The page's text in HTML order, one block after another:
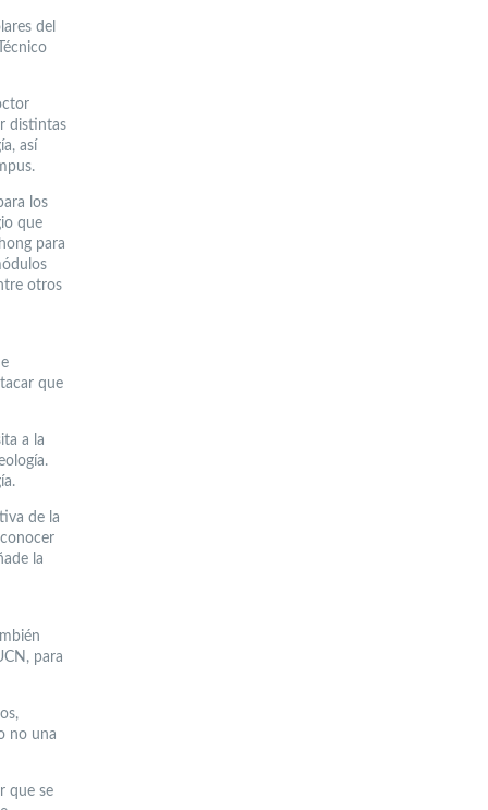
del
distintas
así
los
que
para
otros
que
a la
de la
la
para
no una
que se